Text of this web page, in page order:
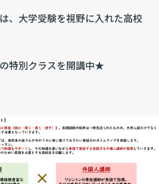
、大学受験を視野に入れた高校
特別クラスを開講中★